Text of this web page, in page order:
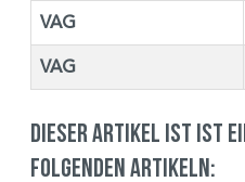
VAG
VAG
Dieser Artikel ist ist
folgenden Artikeln: